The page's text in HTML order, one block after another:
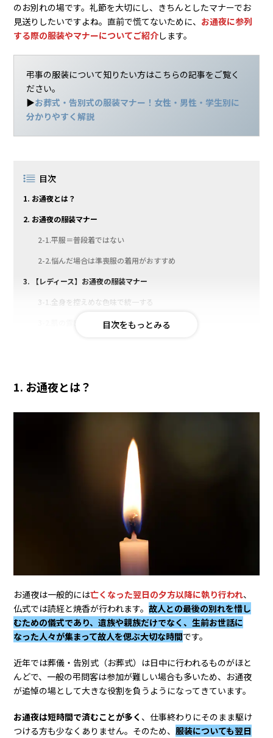
のお別れの場です。礼節を大切にし、きちんとしたマナーでお
見送りしたいですよね。直前で慌てないために、 お通夜に参列
する際の服装やマナーについてご紹介します。
弔事の服装について知りたい方はこちらの記事をご覧く
ださい。
▶お葬式・告別式の服装マナー！女性・男性・学生別に
分かりやすく解説
目次
1. お通夜とは？
2. お通夜の服装マナー
2-1.平服＝普段着ではない
2-2.悩んだ場合は準喪服の着用がおすすめ
3. 【レディース】お通夜の服装マナー
3-1.全身を控えめな色味で統一する
3-2.肌の露出が少ないようにする
4. 【メンズ】お通夜の服装マナー
4-3.黒のバッグ・ネクタイを合わせる
5. 【子ども・学生】お通夜の服装マナー
5-2.小学生・乳幼児｜ダークカラーの服を着用
7. お通夜で服装以外に必要なアイテム
8. 洋服の青山なら喪服・礼服の取り扱いが豊富
9. お通夜の服装に関するよくある質問
Q1. お通夜に喪服は失礼？
Q2. 仕事帰りのお通夜の服装はどうする？
10. お通夜の服装（喪服）のマナーを押さえよう
1. お通夜とは？
お通夜は一般的には亡くなった翌日の夕方以降に執り行われ、
仏式では読経と焼香が行われます。故人との最後の別れを惜し
むための儀式であり、遺族や親族だけでなく、生前お世話に
なった人々が集まって故人を偲ぶ大切な時間です。
近年では葬儀・告別式（お葬式）は日中に行われるものがほと
んどで、一般の弔問客は参加が難しい場合も多いため、お通夜
が追悼の場として大きな役割を負うようになってきています。
お通夜は短時間で済むことが多く 、仕事終わりにそのまま駆け
つける方も少なくありません。そのため、服装についても翌日